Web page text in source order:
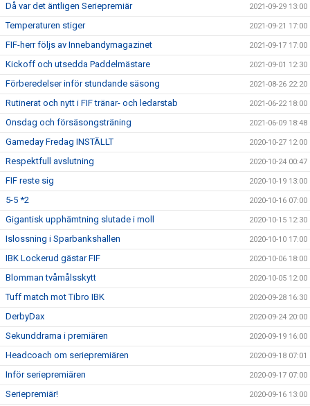
Då var det äntligen Seriepremiär 2021-09-29 13:00
Temperaturen stiger 2021-09-21 17:00
FIF-herr följs av Innebandymagazinet 2021-09-17 17:00
Kickoff och utsedda Paddelmästare 2021-09-01 12:30
Förberedelser inför stundande säsong 2021-08-26 22:20
Rutinerat och nytt i FIF tränar- och ledarstab 2021-06-22 18:00
Onsdag och försäsongsträning 2021-06-09 18:48
Gameday Fredag INSTÄLLT 2020-10-27 12:00
Respektfull avslutning 2020-10-24 00:47
FIF reste sig 2020-10-19 13:00
5-5 *2 2020-10-16 07:00
Gigantisk upphämtning slutade i moll 2020-10-15 12:30
Islossning i Sparbankshallen 2020-10-10 17:00
IBK Lockerud gästar FIF 2020-10-06 18:00
Blomman tvåmålsskytt 2020-10-05 12:00
Tuff match mot Tibro IBK 2020-09-28 16:30
DerbyDax 2020-09-24 20:00
Sekunddrama i premiären 2020-09-19 16:00
Headcoach om seriepremiären 2020-09-18 07:01
Inför seriepremiären 2020-09-17 07:00
Seriepremiär! 2020-09-16 13:00